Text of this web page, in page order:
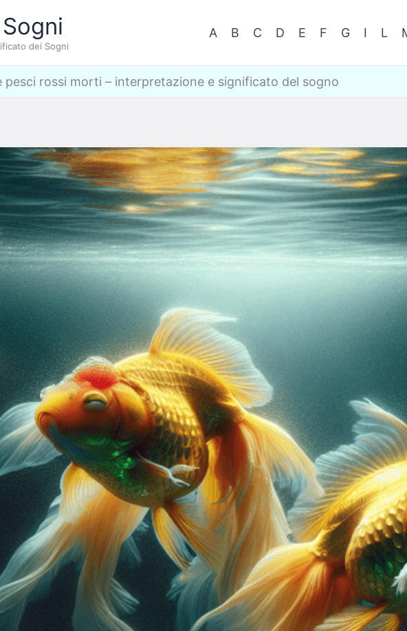
dei Sogni
A B C D E F G I L
pesci rossi morti – interpretazione e significato del sogno